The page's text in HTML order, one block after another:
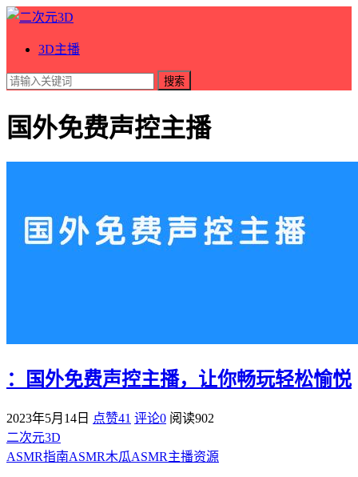
3D主播
搜索
国外免费声控主播
：国外免费声控主播，让你畅玩轻松愉悦
2023年5月14日 点赞41 评论0 阅读902
二次元3D
ASMR指南ASMR木瓜ASMR主播资源